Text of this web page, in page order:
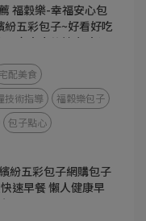
福穀樂-幸福安心包
紛五彩包子~好看好吃
全家大小的健康點心!
宅配美食
技術指導
福穀樂包子
包子點心
紛五彩包子網購包子
速早餐 懶人健康早